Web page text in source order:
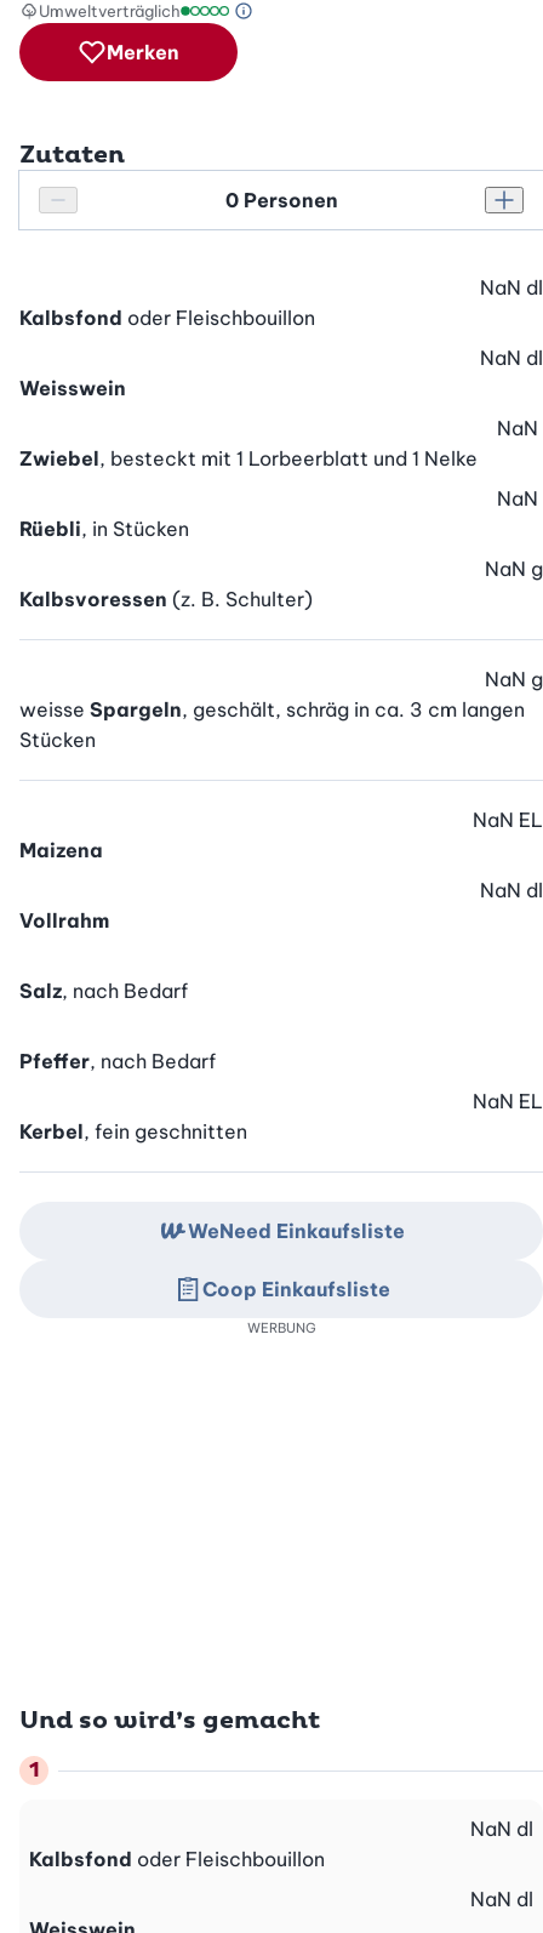
Umweltverträglich
Umweltverträglichkeitsskala: 1 von 5
Green Betty Skala Info
Merken
Zutaten
Personenanzahl verringern
Personenanzahl
Kalbsfond oder Fleischbouillon
NaN dl
Weisswein
NaN dl
Zwiebel, besteckt mit 1 Lorbeerblatt und 1 Nelke
NaN
Rüebli, in Stücken
NaN
Kalbsvoressen (z. B. Schulter)
NaN g
weisse Spargeln, geschält, schräg in ca. 3 cm langen
Stücken
NaN g
Maizena
NaN EL
Vollrahm
NaN dl
Salz, nach Bedarf
Pfeffer, nach Bedarf
Kerbel, fein geschnitten
NaN EL
Und so wird’s gemacht
Kalbsfond oder Fleischbouillon
NaN dl
NaN dl
WeNeed Einkaufsliste
Coop Einkaufsliste
WERBUNG